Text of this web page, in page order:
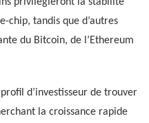
chip, tandis que d’autres
du Bitcoin, de l’Ethereum
d’investisseur de trouver
la croissance rapide